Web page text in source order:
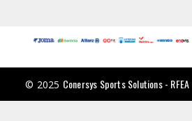
© 2025 Conersys Sports Solutions - RFEA